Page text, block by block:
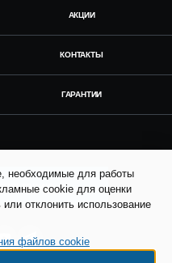
АКЦИИ
КОНТАКТЫ
ГАРАНТИИ
необходимые для работы
cookie для оценки
отклонить использование
файлов cookie